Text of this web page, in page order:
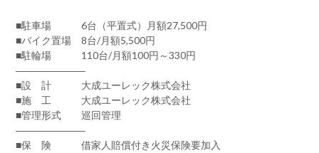
■駐車場 6台（平置式）月額27,500円
■バイク置場 8台/月額5,500円
■駐輪場 110台/月額100円～330円
―――――――
■設 計 大成ユーレック株式会社
■施 工 大成ユーレック株式会社
■管理形式 巡回管理
―――――――
■保 険 借家人賠償付き火災保険要加入